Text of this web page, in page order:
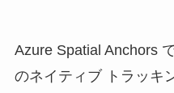
Azure Spatial Anchors
のネイティブ トラッキ